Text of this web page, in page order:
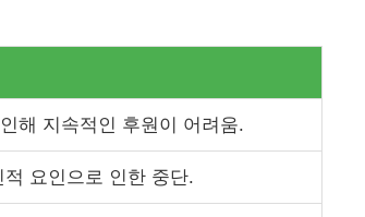
해 지속적인 후원이 어려움.
요인으로 인한 중단.